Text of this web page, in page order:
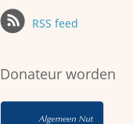
RSS feed
Donateur worden